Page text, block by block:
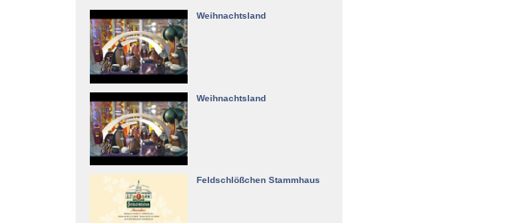
Weihnachtsland
Weihnachtsland
Feldschlößchen Stammhaus